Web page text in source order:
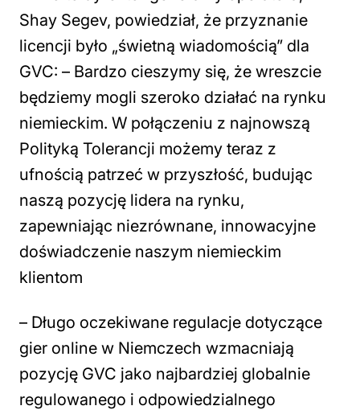
Shay Segev, powiedział, że przyznanie
licencji było „świetną wiadomością” dla
GVC: – Bardzo cieszymy się, że wreszcie
będziemy mogli szeroko działać na rynku
niemieckim. W połączeniu z najnowszą
Polityką Tolerancji możemy teraz z
ufnością patrzeć w przyszłość, budując
naszą pozycję lidera na rynku,
zapewniając niezrównane, innowacyjne
doświadczenie naszym niemieckim
klientom
– Długo oczekiwane regulacje dotyczące
gier online w Niemczech wzmacniają
pozycję GVC jako najbardziej globalnie
regulowanego i odpowiedzialnego